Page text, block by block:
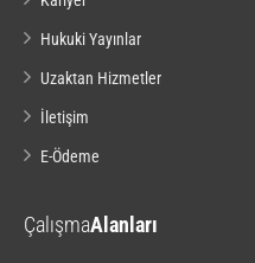
Hukuki Yayınlar
Uzaktan Hizmetler
İletişim
E-Ödeme
ÇalışmaAlanları